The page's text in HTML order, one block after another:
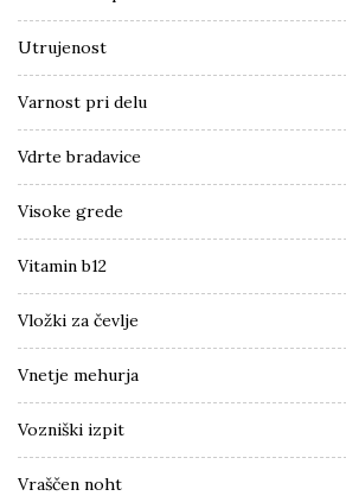
Utrujenost
Varnost pri delu
Vdrte bradavice
Visoke grede
Vitamin b12
Vložki za čevlje
Vnetje mehurja
Vozniški izpit
Vraščen noht